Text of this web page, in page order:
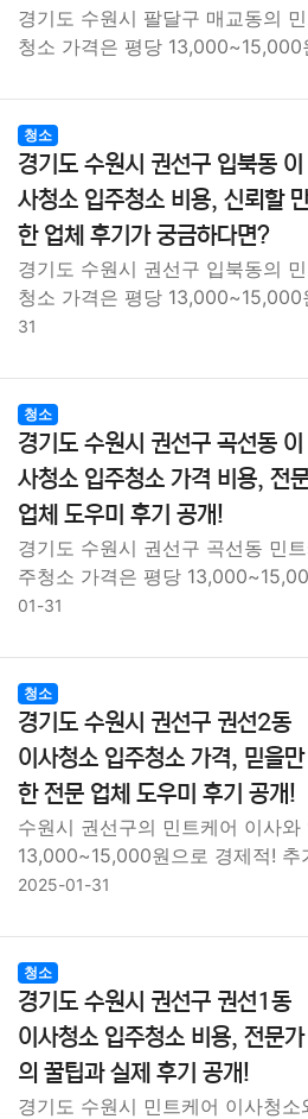
경기도 수원시 팔달구 매교동의
청소 가격은 평당
청소
경기도 수원시 권선구 입북동 이
사청소 입주청소 비용, 신뢰할
한 업체 후기가 궁금하다면?
경기도 수원시 권선구 입북동의
청소 가격은 평당
31
청소
경기도 수원시 권선구 곡선동 이
사청소 입주청소 가격 비용, 전
업체 도우미 후기 공개!
경기도 수원시 권선구 곡선동 민
주청소 가격은 평당
01-31
청소
경기도 수원시 권선구 권선2동
이사청소 입주청소 가격, 믿을만
한 전문 업체 도우미 후기 공개!
수원시 권선구의 민트케어 이사
13,000~15,000원으로 경제적!
2025-01-31
청소
경기도 수원시 권선구 권선1동
이사청소 입주청소 비용, 전문가
의 꿀팁과 실제 후기 공개!
경기도 수원시 민트케어 이사청